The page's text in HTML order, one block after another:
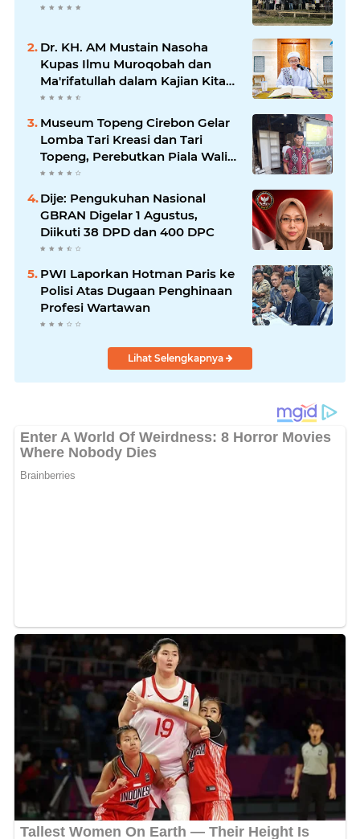
Dr. KH. AM Mustain Nasoha
Kupas Ilmu Muroqobah dan
Ma'rifatullah dalam Kajian Kitab
Ihya' Ulumuddin
Museum Topeng Cirebon Gelar
Lomba Tari Kreasi dan Tari
Topeng, Perebutkan Piala Wali
Kota
Dije: Pengukuhan Nasional
GBRAN Digelar 1 Agustus,
Diikuti 38 DPD dan 400 DPC
PWI Laporkan Hotman Paris ke
Polisi Atas Dugaan Penghinaan
Profesi Wartawan
Lihat Selengkapnya